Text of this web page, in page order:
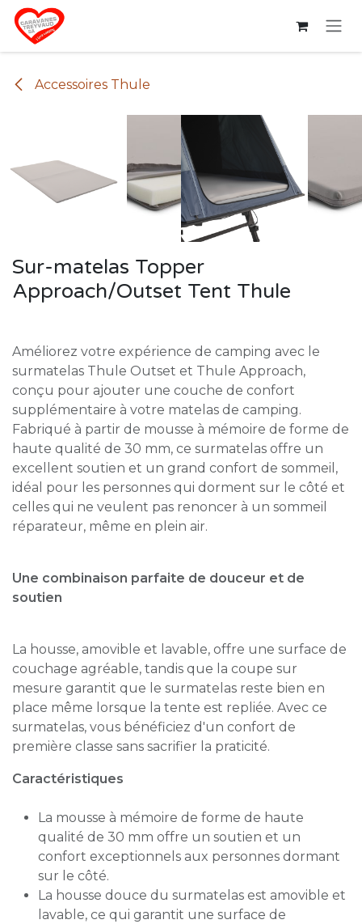
Se rendre au contenu
Accessoires Thule
Sur-matelas Topper
Approach/Outset Tent Thule
Améliorez votre expérience de camping avec le
surmatelas Thule Outset et Thule Approach,
conçu pour ajouter une couche de confort
supplémentaire à votre matelas de camping.
Fabriqué à partir de mousse à mémoire de forme de
haute qualité de 30 mm, ce surmatelas offre un
excellent soutien et un grand confort de sommeil,
idéal pour les personnes qui dorment sur le côté et
celles qui ne veulent pas renoncer à un sommeil
réparateur, même en plein air.
Une combinaison parfaite de douceur et de
soutien
La housse, amovible et lavable, offre une surface de
couchage agréable, tandis que la coupe sur
mesure garantit que le surmatelas reste bien en
place même lorsque la tente est repliée. Avec ce
surmatelas, vous bénéficiez d'un confort de
première classe sans sacrifier la praticité.
Caractéristiques
La mousse à mémoire de forme de haute
qualité de 30 mm offre un soutien et un
confort exceptionnels aux personnes dormant
sur le côté.
La housse douce du surmatelas est amovible et
lavable, ce qui garantit une surface de